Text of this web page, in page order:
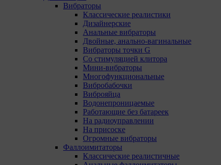
Вибраторы
Классические реалистики
Дизайнерские
Анальные вибраторы
Двойные, анально-вагинальные
Вибраторы точки G
Со стимуляцией клитора
Мини-вибраторы
Многофункциональные
Вибробабочки
Виброяйца
Водонепроницаемые
Работающие без батареек
На радиоуправлении
На присоске
Огромные вибраторы
Фаллоимитаторы
Классические реалистичные